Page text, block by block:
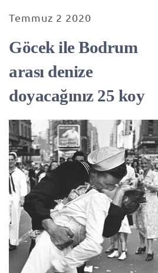
Temmuz 2 2020
Göcek ile Bodrum
arası denize
doyacağınız 25 koy